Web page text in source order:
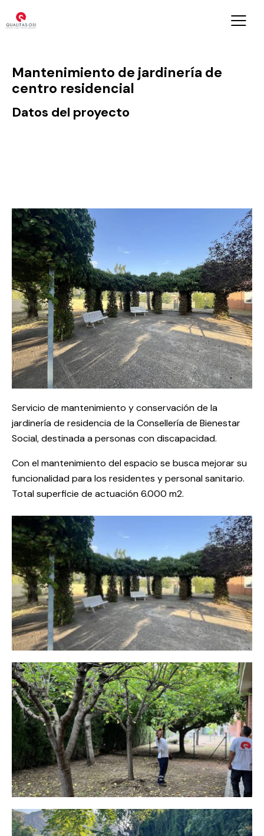
Mantenimiento de jardinería de
centro residencial
Servicio de mantenimiento y conservación de la
jardinería de residencia de la Consellería de Bienestar
Social, destinada a personas con discapacidad.
Con el mantenimiento del espacio se busca mejorar su
funcionalidad para los residentes y personal sanitario.
Total superficie de actuación 6.000 m2.
Datos del proyecto